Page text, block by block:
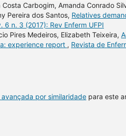
Carbogim, Amanda Conrado
Pereira dos Santos, Relatives
6 n. 3 (2017): Rev Enferm UFPI
Pires Medeiros, Elizabeth Teixeira,
experience report , Revista de
por similaridade para este